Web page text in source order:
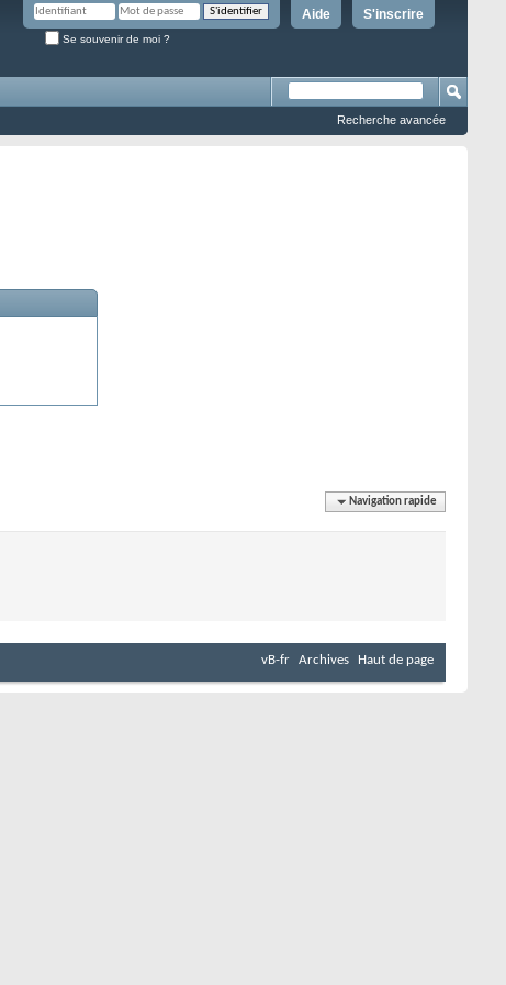
S'inscrire
Aide
Se souvenir de moi ?
Recherche avancée
Navigation rapide
vB-fr Archives Haut de page